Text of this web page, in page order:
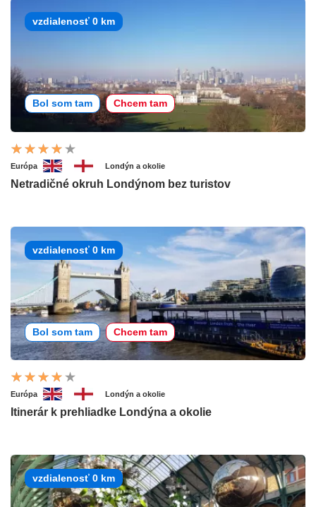
vzdialenosť 0 km
Bol som tam Chcem tam
Európa Londýn a okolie
Netradičné okruh Londýnom bez turistov
vzdialenosť 0 km
Bol som tam Chcem tam
Európa Londýn a okolie
Itinerár k prehliadke Londýna a okolie
vzdialenosť 0 km